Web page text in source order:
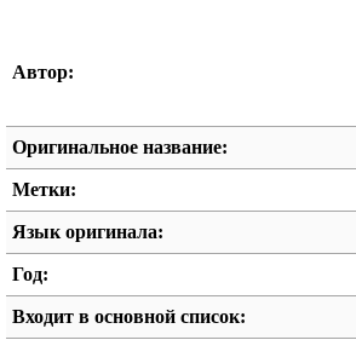
Автор:
Оригинальное название:
Метки:
Язык оригинала:
Год:
Входит в основной список: